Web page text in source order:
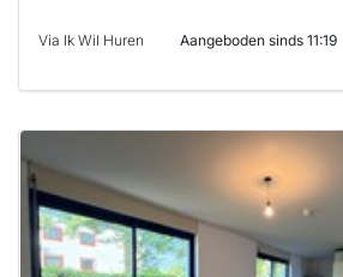
Via Ik Wil Huren Aangeboden sinds 11:19
is
waarschijnlijk
al verhuurd
Om kans te
maken moet je
binnen 15